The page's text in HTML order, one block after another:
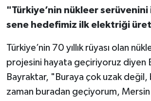
"Türkiye’nin nükleer serüvenini
sene hedefimiz ilk elektriği
Türkiye’nin 70 yıllık rüyası olan
projesini hayata geçiriyoruz diyen
Bayraktar, "Buraya çok uzak değil,
zaman buradan geçiyorum, Mersin